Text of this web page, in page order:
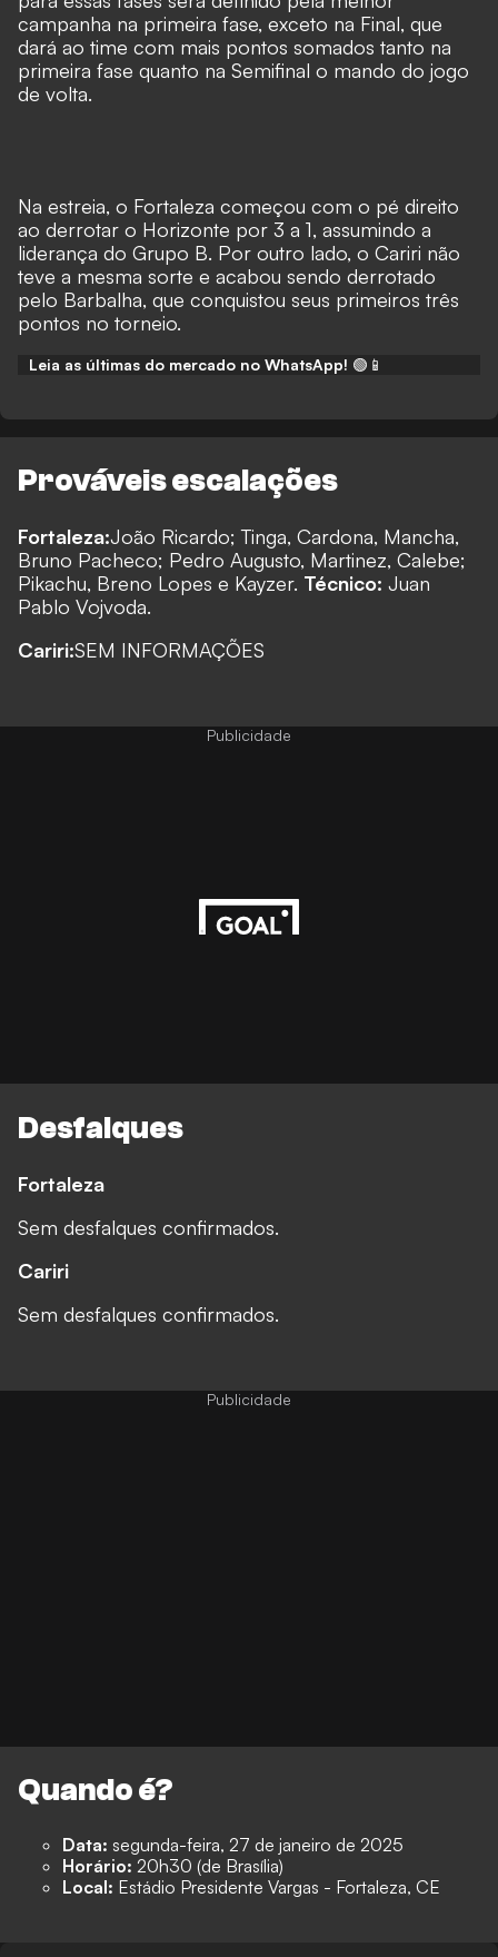
campanha na primeira fase, exceto na Final, que
dará ao time com mais pontos somados tanto na
primeira fase quanto na Semifinal o mando do jogo
de volta.
Na estreia, o Fortaleza começou com o pé direito
ao derrotar o Horizonte por 3 a 1, assumindo a
liderança do Grupo B. Por outro lado, o Cariri não
teve a mesma sorte e acabou sendo derrotado
pelo Barbalha, que conquistou seus primeiros três
pontos no torneio.
Leia as últimas do mercado no WhatsApp! 🟢📱
Prováveis escalações
Fortaleza:João Ricardo; Tinga, Cardona, Mancha,
Bruno Pacheco; Pedro Augusto, Martinez, Calebe;
Pikachu, Breno Lopes e Kayzer. Técnico: Juan
Pablo Vojvoda.
Cariri:SEM INFORMAÇÕES
Publicidade
Desfalques
Fortaleza
Sem desfalques confirmados.
Cariri
Sem desfalques confirmados.
Quando é?
Data: segunda-feira, 27 de janeiro de 2025
Horário: 20h30 (de Brasília)
Local: Estádio Presidente Vargas - Fortaleza, CE